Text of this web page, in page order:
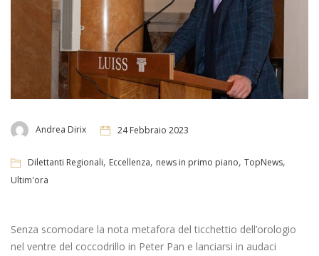
Andrea Dirix 24 Febbraio 2023
Dilettanti Regionali, Eccellenza, news in primo piano, TopNews,
Ultim'ora
Senza scomodare la nota metafora del ticchettio dell’orologio
nel ventre del coccodrillo in Peter Pan e lanciarsi in audaci